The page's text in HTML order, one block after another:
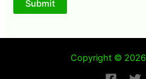
Copyright © 2026